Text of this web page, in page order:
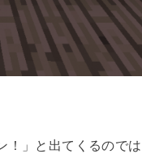
」と出てくるので